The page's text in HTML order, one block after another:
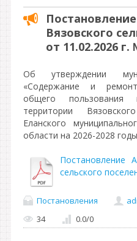
Вязовского
от 11.02.2026 г.
Об утверждении
«Содержание и
общего пользования
территории
Еланского
области на 2026-2028
Постановление
сельского
Постановления
34
0.0/0